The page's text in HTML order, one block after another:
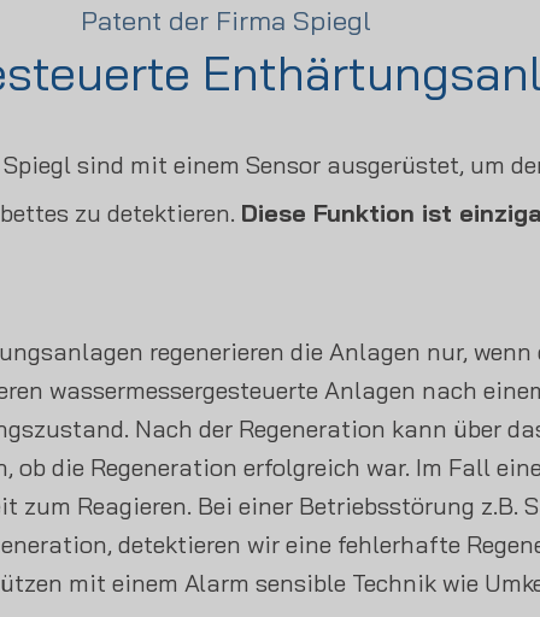
Patent der Firma Spiegl
sind mit einem Sensor ausgerüstet, um
zu detektieren. Diese Funktion ist
regenerieren die Anlagen nur,
wassermessergesteuerte Anlagen nach
Nach der Regeneration kann über
ob die Regeneration erfolgreich war. Im Fall
zum Reagieren. Bei einer Betriebsstörung z.B.
detektieren wir eine fehlerhafte
mit einem Alarm sensible Technik wie